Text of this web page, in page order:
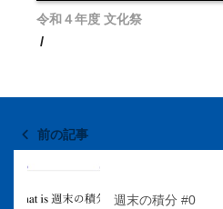
令和４年度 文化祭
前の記事
週末の積分 #0